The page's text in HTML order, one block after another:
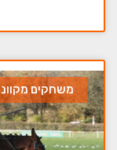
משחקים